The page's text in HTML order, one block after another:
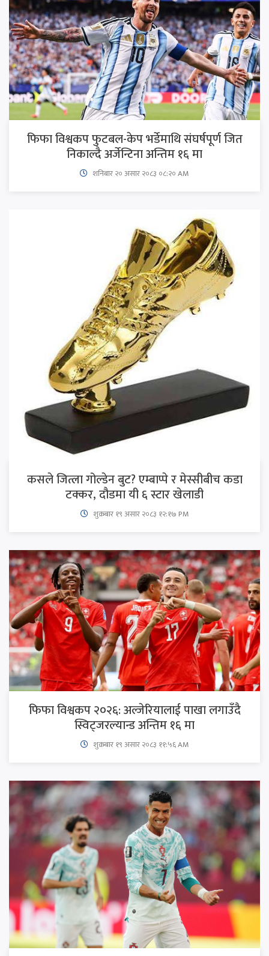
फिफा विश्वकप फुटबल-केप भर्डेमाथि संघर्षपूर्ण जित
निकाल्दै अर्जेन्टिना अन्तिम १६ मा
शनिबार २० असार २०८३ ०८:२० AM
कसले जित्ला गोल्डेन बुट? एम्बाप्पे र मेस्सीबीच कडा
टक्कर, दौडमा यी ६ स्टार खेलाडी
शुक्रबार​ १९ असार २०८३ १२:१७ PM
फिफा विश्वकप २०२६: अल्जेरियालाई पाखा लगाउँदै
स्विट्जरल्यान्ड अन्तिम १६ मा
शुक्रबार​ १९ असार २०८३ ११:५६ AM